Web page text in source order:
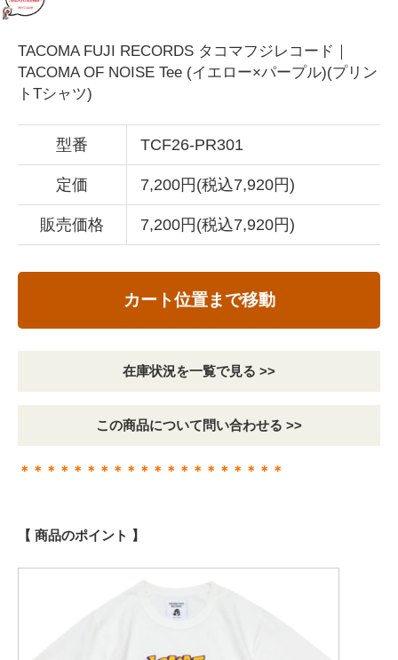
TACOMA FUJI RECORDS タコマフジレコード｜
TACOMA OF NOISE Tee (イエロー×パープル)(プリン
トTシャツ)
型番 TCF26-PR301
定価 7,200円(税込7,920円)
販売価格 7,200円(税込7,920円)
カート位置まで移動
在庫状況を一覧で見る >>
この商品について問い合わせる >>
＊＊＊＊＊＊＊＊＊＊＊＊＊＊＊＊＊＊＊＊
【 商品のポイント 】